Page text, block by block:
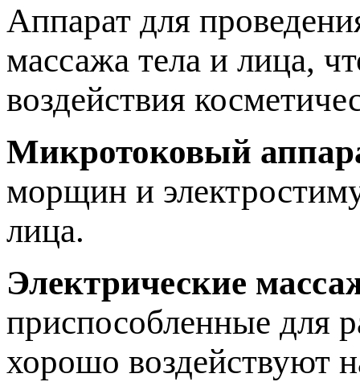
Аппарат для
массажа тела и лица,
воздействия
Микротоковый
морщин и
лица.
Электрические
приспособленные для
хорошо воздействуют